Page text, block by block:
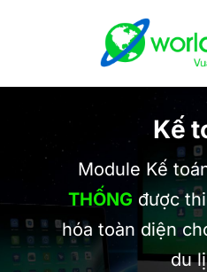
GIỚI THIỆU TÍNH NĂNG
Tin tức
Kế
Module Kế
THỐNG được
hóa toàn diện
du